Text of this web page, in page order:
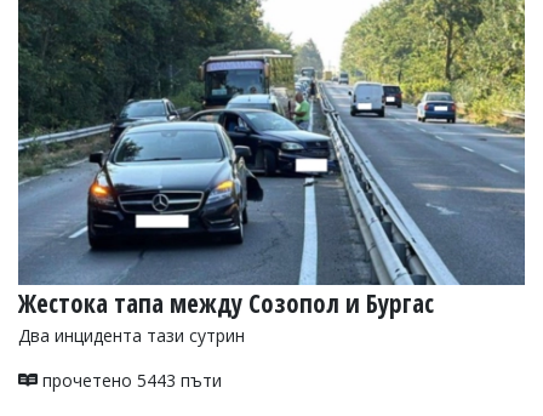
Жестока тапа между Созопол и Бургас
Два инцидента тази сутрин
прочетено 5443 пъти